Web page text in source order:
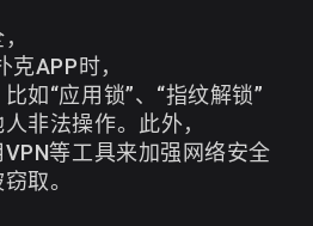
APP时，
如“应用锁”、“指纹解锁”
非法操作。此外，
等工具来加强网络安全
取。